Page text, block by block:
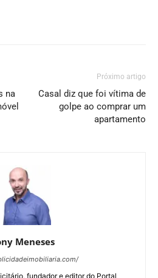
na
Próximo artigo
Casal diz que foi vítima de
golpe ao comprar um
apartamento
Meneses
fundador e editor do Portal